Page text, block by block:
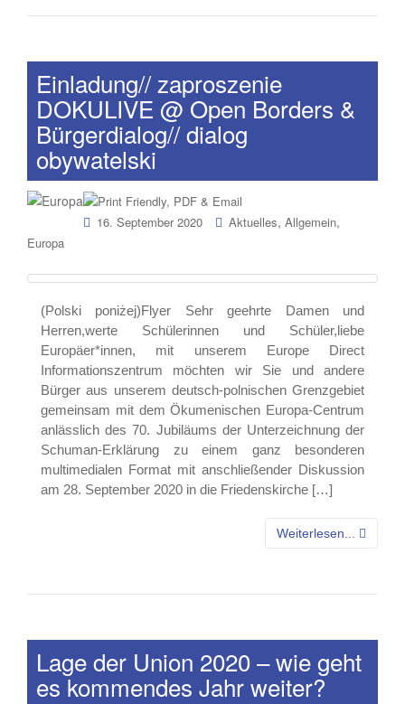
Einladung// zaproszenie
DOKULIVE @ Open Borders &
Bürgerdialog// dialog
obywatelski
16. September 2020 Aktuelles, Allgemein,
Europa
(Polski poniżej)Flyer Sehr geehrte Damen und
Herren,werte Schülerinnen und Schüler,liebe
Europäer*innen, mit unserem Europe Direct
Informationszentrum möchten wir Sie und andere
Bürger aus unserem deutsch-polnischen Grenzgebiet
gemeinsam mit dem Ökumenischen Europa-Centrum
anlässlich des 70. Jubiläums der Unterzeichnung der
Schuman-Erklärung zu einem ganz besonderen
multimedialen Format mit anschließender Diskussion
am 28. September 2020 in die Friedenskirche […]
Weiterlesen...
Lage der Union 2020 – wie geht
es kommendes Jahr weiter?